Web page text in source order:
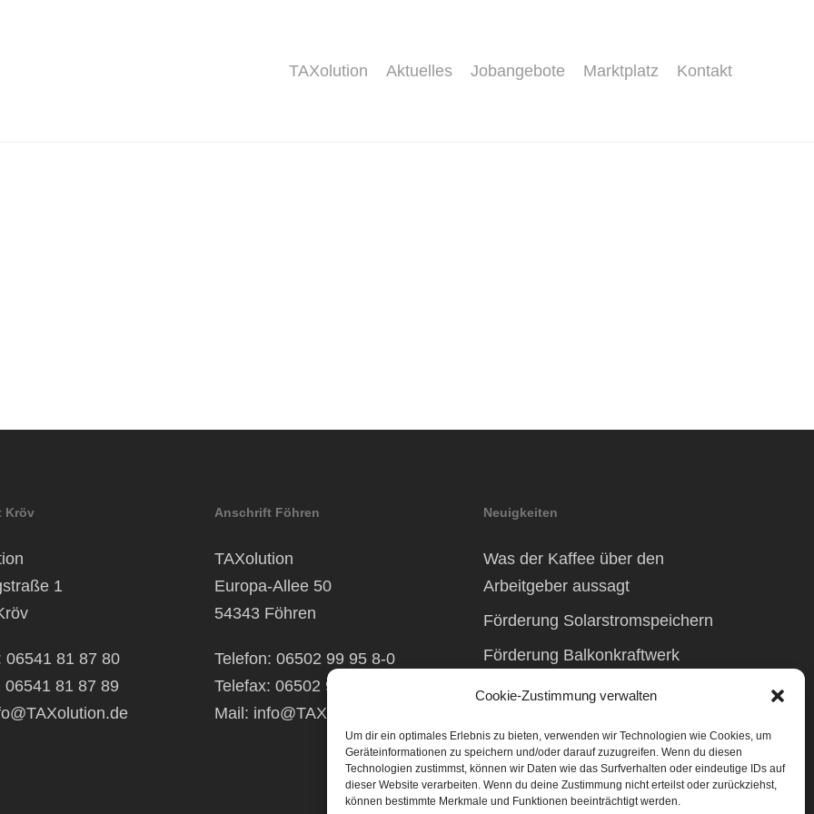
Cookie-Zustimmung verwalten
Um dir ein optimales Erlebnis zu bieten, verwenden wir Technologien wie Cookies, um
Geräteinformationen zu speichern und/oder darauf zuzugreifen. Wenn du diesen
Technologien zustimmst, können wir Daten wie das Surfverhalten oder eindeutige IDs auf
dieser Website verarbeiten. Wenn du deine Zustimmung nicht erteilst oder zurückziehst,
können bestimmte Merkmale und Funktionen beeinträchtigt werden.
TAXolution Aktuelles Jobangebote Marktplatz Kontakt
Kröv
1
06541 81 87 80
06541 81 87 89
Anschrift Föhren
TAXolution
Europa-Allee 50
54343 Föhren
Telefon: 06502 99 95 8-0
Telefax: 06502 99 95 8-99
Mail: info@TAXolution.de
Neuigkeiten
Was der Kaffee über den
Arbeitgeber aussagt
Förderung Solarstromspeichern
Förderung Balkonkraftwerk